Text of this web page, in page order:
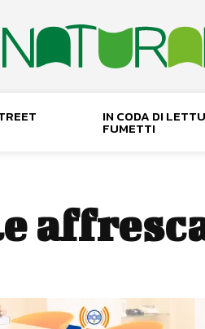
IN CODA DI
FUMETTI